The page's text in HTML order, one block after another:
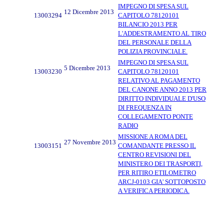
13003294 12 Dicembre 2013
IMPEGNO DI SPESA SUL
CAPITOLO 78120101
BILANCIO 2013 PER
L'ADDESTRAMENTO AL TIRO
DEL PERSONALE DELLA
POLIZIA PROVINCIALE.
13003230 5 Dicembre 2013
IMPEGNO DI SPESA SUL
CAPITOLO 78120101
RELATIVO AL PAGAMENTO
DEL CANONE ANNO 2013 PER
DIRITTO INDIVIDUALE D'USO
DI FREQUENZA IN
COLLEGAMENTO PONTE
RADIO
13003151 27 Novembre 2013
MISSIONE A ROMA DEL
COMANDANTE PRESSO IL
CENTRO REVISIONI DEL
MINISTERO DEI TRASPORTI,
PER RITIRO ETILOMETRO
ARCJ-0103 GIA' SOTTOPOSTO
A VERIFICA PERIODICA.